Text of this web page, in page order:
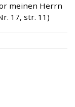
meinen Herrn
17, str. 11)